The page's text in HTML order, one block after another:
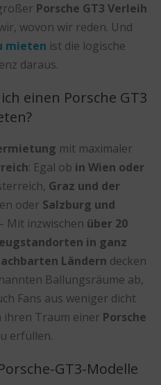
Porsche GT3 Verleih
wovon wir reden. Und
mieten ist die logische
daraus.
einen Porsche GT3
mit maximaler
: Egal ob in Wien oder
Graz und der
oder Salzburg und
Mit inzwischen über 20
in ganz
Ländern decken
Ballungsräume ab,
Fans aus weniger dicht
ihren Traum einer Porsche
erfüllen.
GT3-Modelle